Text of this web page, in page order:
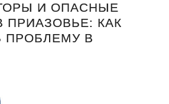
И ОПАСНЫЕ
ПРИАЗОВЬЕ: КАК
ПРОБЛЕМУ В